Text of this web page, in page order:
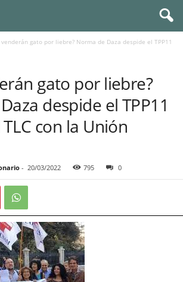
venderán gato por liebre? Norma de Daza despide el TPP11
gato por liebre?
despide el TPP11
con la Unión
- 20/03/2022 795 0